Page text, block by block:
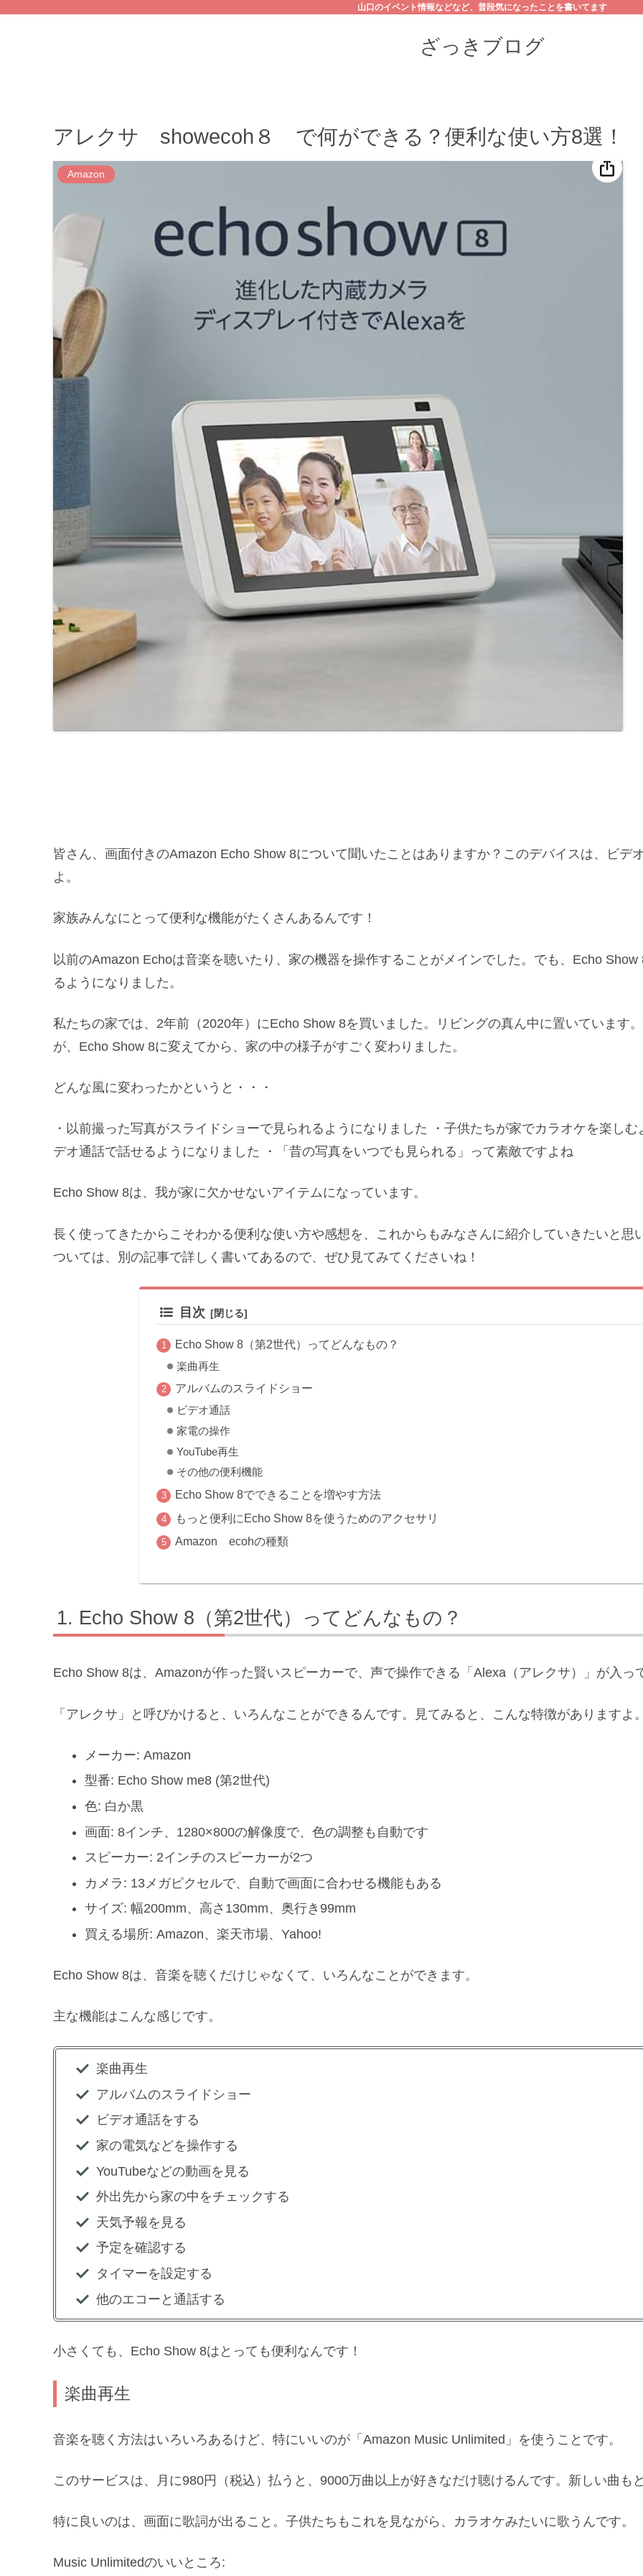
山口のイベント情報などなど、普段気になったことを書いてます
ざっきブログ
アレクサ showecoh８ で何ができる？便利な使い方8選！
Amazon
皆さん、画面付きのAmazon Echo Show 8について聞いたことはありますか？このデバイスは、ビデ
よ。
家族みんなにとって便利な機能がたくさんあるんです！
以前のAmazon Echoは音楽を聴いたり、家の機器を操作することがメインでした。でも、Echo
るようになりました。
私たちの家では、2年前（2020年）にEcho Show 8を買いました。リビングの真ん中に置いています
が、Echo Show 8に変えてから、家の中の様子がすごく変わりました。
どんな風に変わったかというと・・・
・以前撮った写真がスライドショーで見られるようになりました ・子供たちが家でカラオケを楽し
デオ通話で話せるようになりました ・「昔の写真をいつでも見られる」って素敵ですよね
Echo Show 8は、我が家に欠かせないアイテムになっています。
長く使ってきたからこそわかる便利な使い方や感想を、これからもみなさんに紹介していきたいと思
ついては、別の記事で詳しく書いてあるので、ぜひ見てみてくださいね！
目次
Echo Show 8（第2世代）ってどんなもの？
楽曲再生
アルバムのスライドショー
ビデオ通話
家電の操作
YouTube再生
その他の便利機能
Echo Show 8でできることを増やす方法
もっと便利にEcho Show 8を使うためのアクセサリ
Amazon ecohの種類
Echo Show 8（第2世代）ってどんなもの？
Echo Show 8は、Amazonが作った賢いスピーカーで、声で操作できる「Alexa（アレクサ）」が入っ
「アレクサ」と呼びかけると、いろんなことができるんです。見てみると、こんな特徴がありますよ。
メーカー: Amazon
型番: Echo Show me8 (第2世代)
色: 白か黒
画面: 8インチ、1280×800の解像度で、色の調整も自動です
スピーカー: 2インチのスピーカーが2つ
カメラ: 13メガピクセルで、自動で画面に合わせる機能もある
サイズ: 幅200mm、高さ130mm、奥行き99mm
買える場所: Amazon、楽天市場、Yahoo!
Echo Show 8は、音楽を聴くだけじゃなくて、いろんなことができます。
主な機能はこんな感じです。
楽曲再生
アルバムのスライドショー
ビデオ通話をする
家の電気などを操作する
YouTubeなどの動画を見る
外出先から家の中をチェックする
天気予報を見る
予定を確認する
タイマーを設定する
他のエコーと通話する
小さくても、Echo Show 8はとっても便利なんです！
楽曲再生
音楽を聴く方法はいろいろあるけど、特にいいのが「Amazon Music Unlimited」を使うことです。
このサービスは、月に980円（税込）払うと、9000万曲以上が好きなだけ聴けるんです。新しい曲も
特に良いのは、画面に歌詞が出ること。子供たちもこれを見ながら、カラオケみたいに歌うんです。
Music Unlimitedのいいところ: